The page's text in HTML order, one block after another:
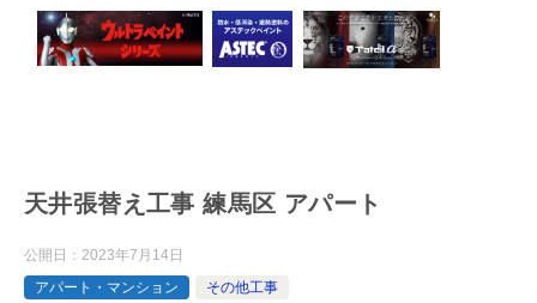
天井張替え工事 練馬区 アパート
公開日： 2023年7月14日
アパート・マンション
その他工事